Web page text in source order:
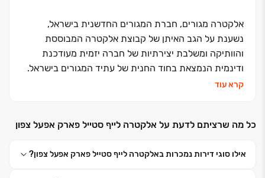
אלקטרה מגורים, חברת המגורים החדשנית בישראל,
נשענת על הגב האיתן של קבוצת אלקטרה המבוססת
והוותיקה ומשלבת יצירתיות של חברה יזמית מעודכנת
ודינמית הנמצאת בחוד החנית של עתיד המגורים בישראל.
בוחרים באלקטרה מגורים כשותפה למהלך הכלכלי, האישי
שקיבלתם את ההחלטה הנכונה
קרא עוד
כל מה שרציתם לדעת על אלקטרה לייף סטייל פארק אפעל צפון
אילו סוגי דירות נמכרות באלקטרה לייף סטייל פארק אפעל צפון?